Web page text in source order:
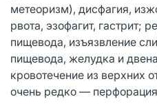
метеоризм), дисфагия,
рвота, эзофагит, гастрит;
пищевода, изъязвление
пищевода, желудка и
кровотечение из верхних
очень редко —